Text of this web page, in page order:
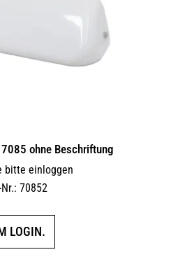
ohne Beschriftung
bitte einloggen
70852
LOGIN.